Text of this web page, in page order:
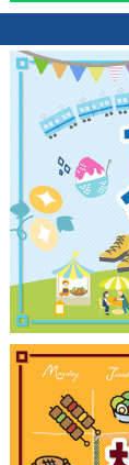
観光ガイド